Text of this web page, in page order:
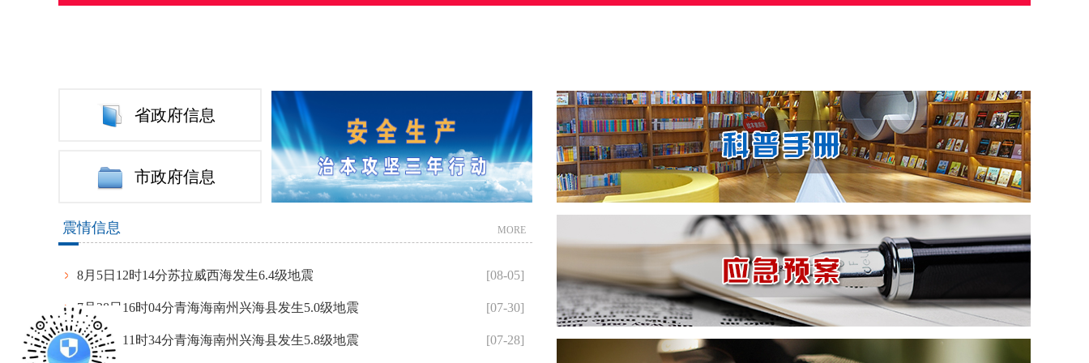
省政府信息
市政府信息
震情信息 MORE
8月5日12时14分苏拉威西海发生6.4级地震 [08-05]
7月28日16时04分青海海南州兴海县发生5.0级地震 [07-30]
7月28日11时34分青海海南州兴海县发生5.8级地震 [07-28]